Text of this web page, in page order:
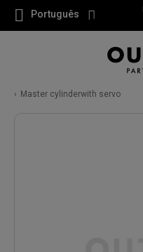
Português
Master cylinderwith servo